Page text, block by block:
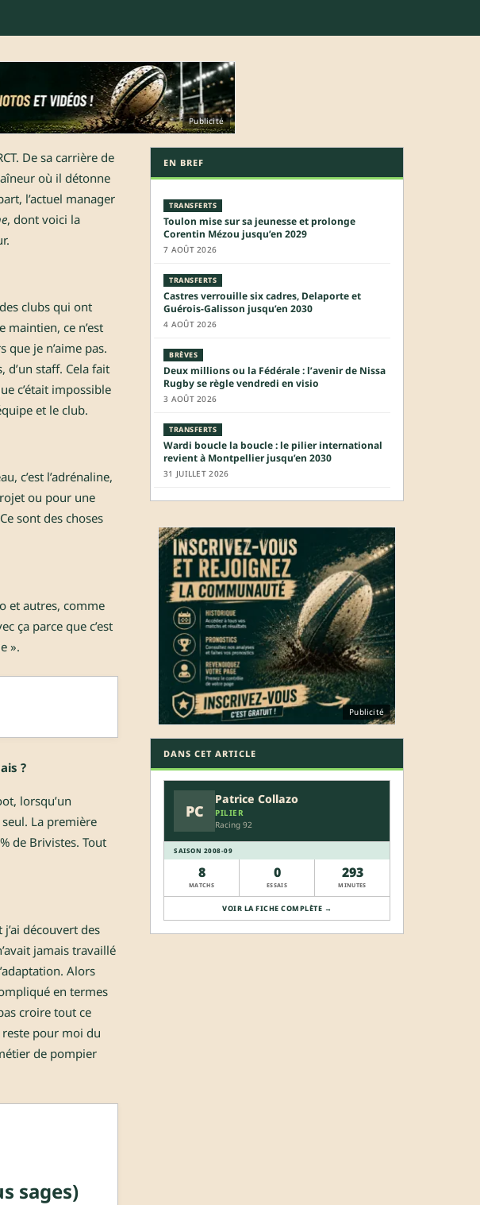
Publicité
De sa carrière de
où il détonne
l’actuel manager
, dont voici la
clubs qui ont
maintien, ce n’est
je n’aime pas.
d’un staff. Cela fait
c’était impossible
et le club.
c’est l’adrénaline,
ou pour une
sont des choses
et autres, comme
ça parce que c’est
».
?
lorsqu’un
La première
de Brivistes. Tout
découvert des
jamais travaillé
Alors
en termes
croire tout ce
reste pour moi du
de pompier
sages)
EN BREF
TRANSFERTS
Toulon mise sur sa jeunesse et prolonge
Corentin Mézou jusqu’en 2029
7 AOÛT 2026
TRANSFERTS
Castres verrouille six cadres, Delaporte et
Guérois-Galisson jusqu’en 2030
4 AOÛT 2026
BRÈVES
Deux millions ou la Fédérale : l’avenir de Nissa
Rugby se règle vendredi en visio
3 AOÛT 2026
TRANSFERTS
Wardi boucle la boucle : le pilier international
revient à Montpellier jusqu’en 2030
31 JUILLET 2026
Publicité
DANS CET ARTICLE
PC
Patrice Collazo
PILIER
Racing 92
SAISON 2008-09
8
MATCHS
0
ESSAIS
293
MINUTES
VOIR LA FICHE COMPLÈTE →